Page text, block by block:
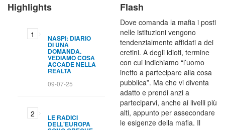
Highlights
NASPI: DIARIO
DI UNA
DOMANDA.
VEDIAMO COSA
ACCADE NELLA
REALTÀ
09-07-25
LE RADICI
DELL'EUROPA
Flash
Dove comanda la mafia i posti
nelle istituzioni vengono
tendenzialmente affidati a dei
cretini. A degli idioti, termine
con cui indichiamo “l’uomo
inetto a partecipare alla cosa
pubblica”. Ma che vi diventa
adatto e prendi anzi a
parteciparvi, anche ai livelli più
alti, appunto per assecondare
le esigenze della mafia. Il